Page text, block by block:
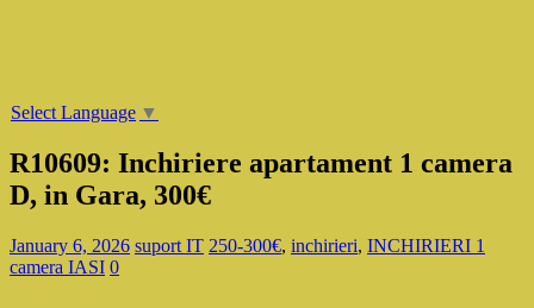
Select Language ▼
R10609: Inchiriere apartament 1 camera
D, in Gara, 300€
January 6, 2026 suport IT 250-300€, inchirieri, INCHIRIERI 1
camera IASI 0